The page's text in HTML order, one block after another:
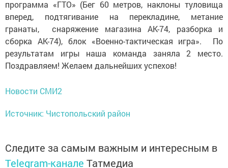
программа «ГТО» (Бег 60 метров, наклоны туловища
вперед, подтягивание на перекладине, метание
гранаты, снаряжение магазина АК-74, разборка и
сборка АК-74), блок «Военно-тактическая игра». По
результатам игры наша команда заняла 2 место.
Поздравляем! Желаем дальнейших успехов!
Новости СМИ2
Источник: Чистопольский район
Следите за самым важным и интересным в
Telegram-канале Татмедиа